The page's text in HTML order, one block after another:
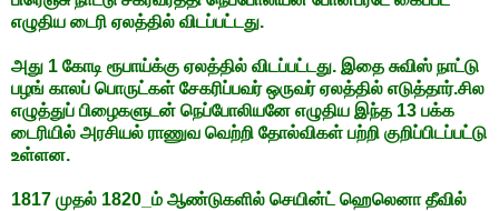
எழுதிய டைரி ஏலத்தில் விடப்பட்டது.
அது 1 கோடி ரூபாய்க்கு ஏலத்தில் விடப்பட்டது. இதை சுவிஸ் நாட்டு
பழங் காலப் பொருட்கள் சேகரிப்பவர் ஒருவர் ஏலத்தில் எடுத்தார்.சில
எழுத்துப் பிழைகளுடன் நெப்போலியனே எழுதிய இந்த 13 பக்க
டைரியில் அரசியல் ராணுவ வெற்றி தோல்விகள் பற்றி குறிப்பிடப்பட்டு
உள்ளன.
1817 முதல் 1820_ம் ஆண்டுகளில் செயின்ட் ஹெலெனா தீவில்